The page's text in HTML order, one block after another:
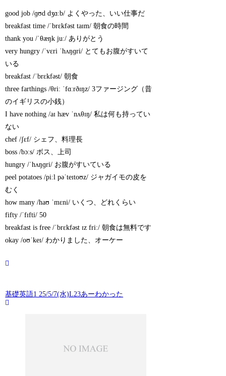
good job /ɡʊd dʒɑːb/ よくやった、いい仕事だ
breakfast time /ˈbrɛkfəst taɪm/ 朝食の時間
thank you /ˈθæŋk juː/ ありがとう
very hungry /ˈvɛri ˈhʌŋɡri/ とてもお腹がすいて
いる
breakfast /ˈbrɛkfəst/ 朝食
three farthings /θriː ˈfɑːrðɪŋz/ 3ファージング（昔
のイギリスの小銭）
I have nothing /aɪ hæv ˈnʌθɪŋ/ 私は何も持ってい
ない
chef /ʃɛf/ シェフ、料理長
boss /bɔːs/ ボス、上司
hungry /ˈhʌŋɡri/ お腹がすいている
peel potatoes /piːl pəˈteɪtoʊz/ ジャガイモの皮を
むく
how many /haʊ ˈmɛni/ いくつ、どれくらい
fifty /ˈfɪfti/ 50
breakfast is free /ˈbrɛkfəst ɪz friː/ 朝食は無料です
okay /oʊˈkeɪ/ わかりました、オーケー
基礎英語1 25/5/7(水)L23あーわかった